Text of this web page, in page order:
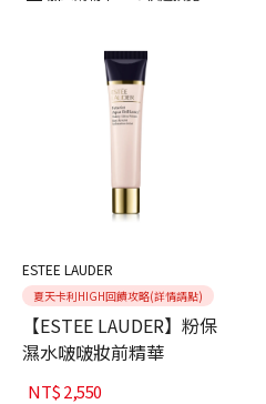
ESTEE LAUDER
夏天卡利HIGH回饋攻略(詳情請點)
【ESTEE LAUDER】粉保
濕水啵啵妝前精華
NT$2,550